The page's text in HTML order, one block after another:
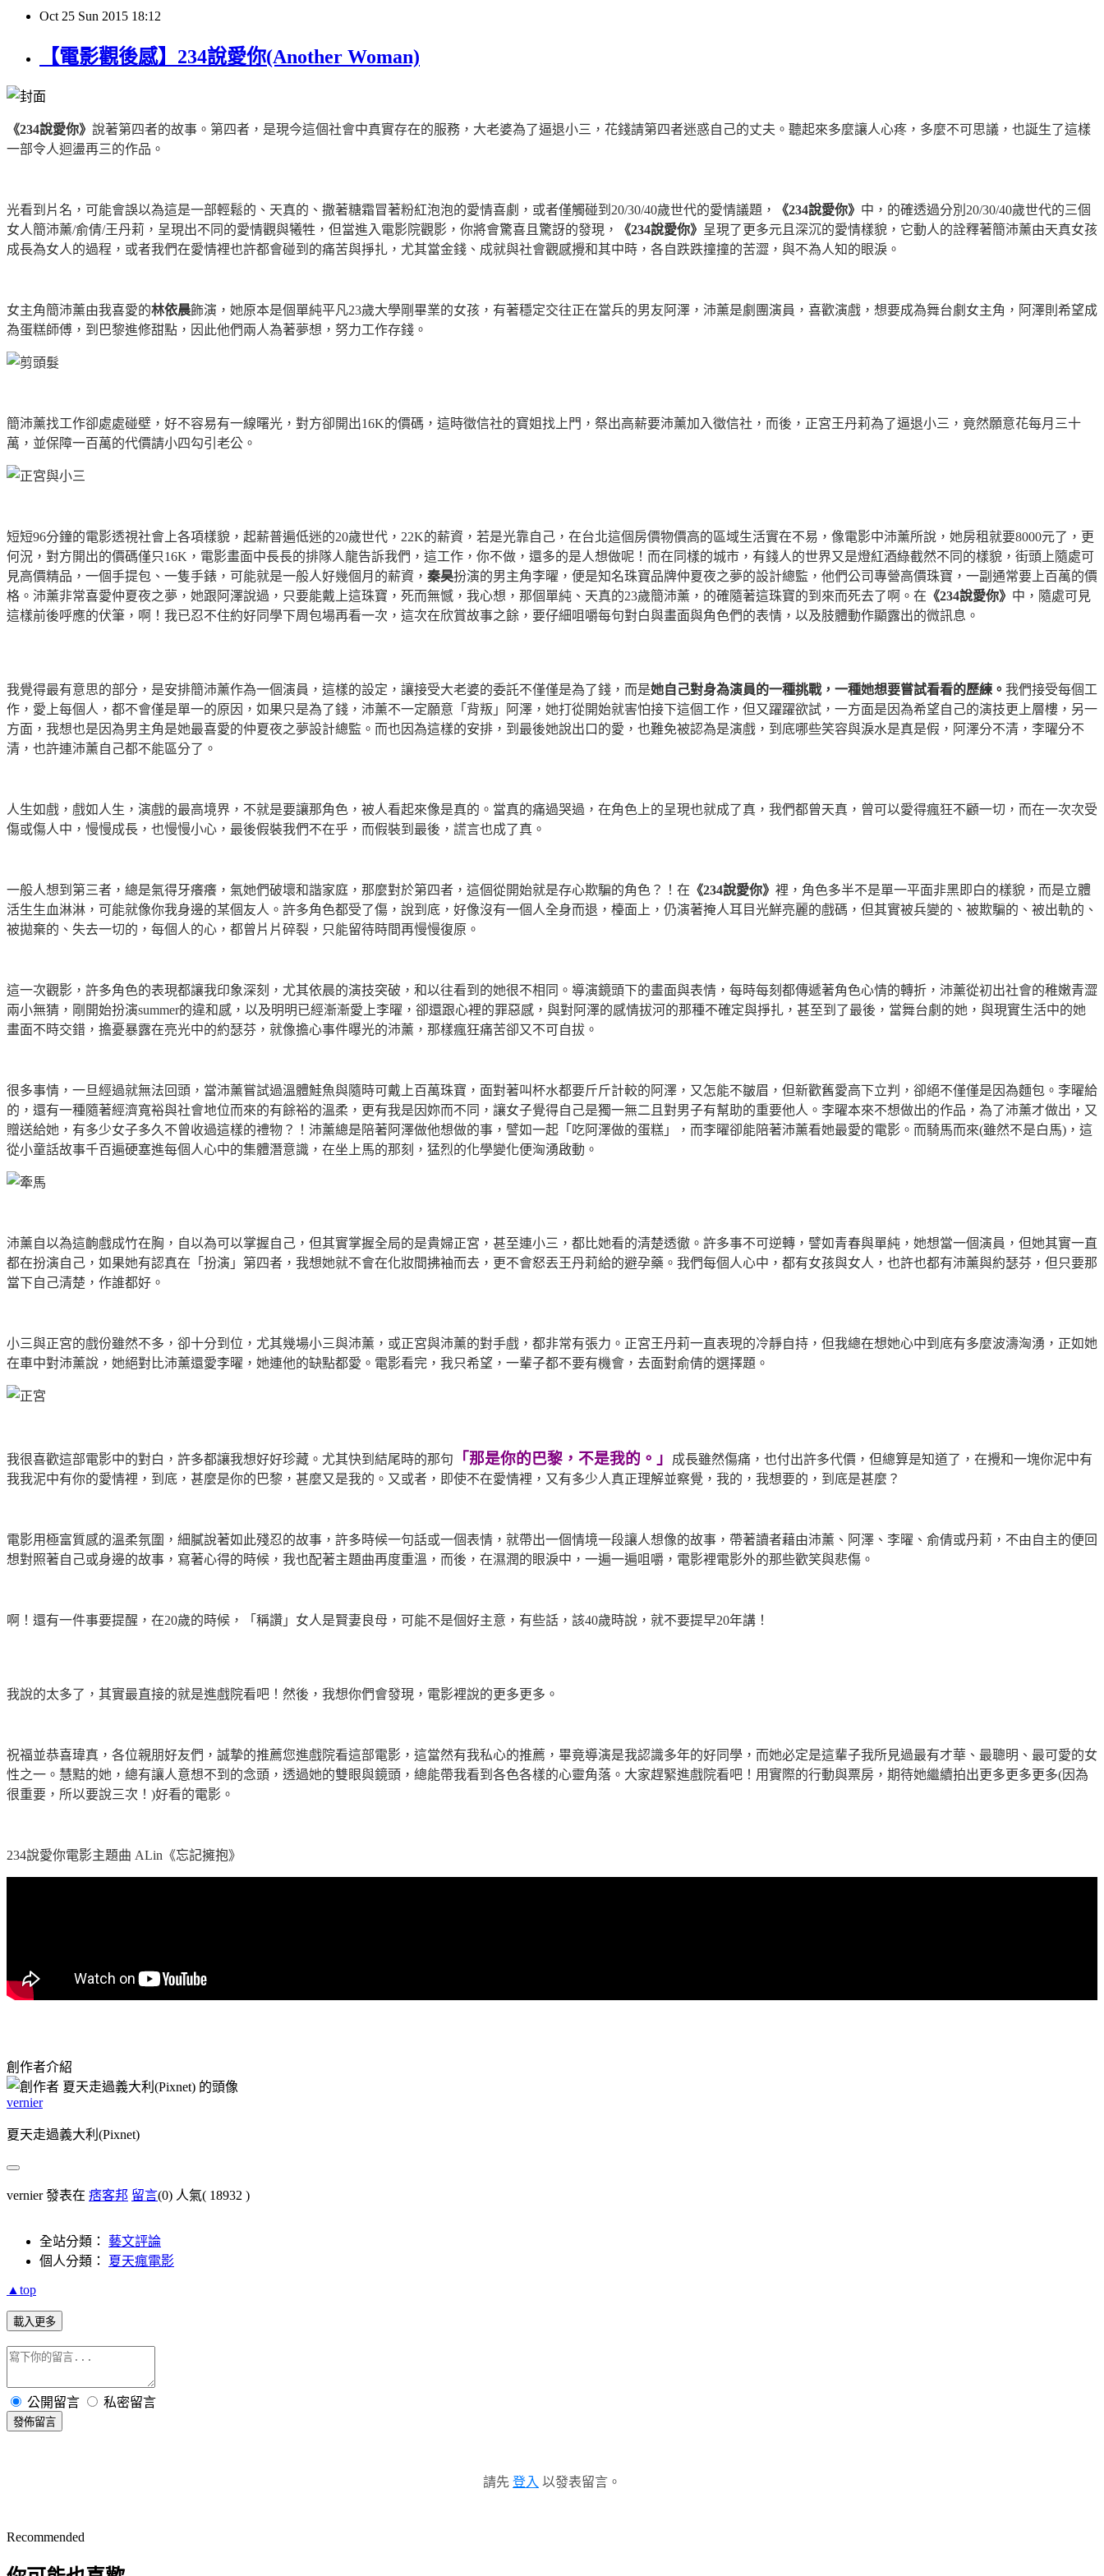
Oct 25 Sun 2015 18:12
【電影觀後感】234說愛你(Another Woman)
《234說愛你》 說著第四者的故事。第四者，是現今這個社會中真實存在的服務，大老婆為了逼退小三，花錢請第四者迷惑自己的丈夫。聽起來多麼讓人心疼，多麼不可思議，也誕生了這樣
一部令人迴盪再三的作品。
光看到片名，可能會誤以為這是一部輕鬆的、天真的、撒著糖霜冒著粉紅泡泡的愛情喜劇，或者僅觸碰到 20/30/40歲世代的愛情議題， 《234說愛你》 中，的確透過分別 20/30/40歲世代的三個
女人簡沛薰/俞倩/王丹莉，呈現出不同的愛情觀與犧牲，但當進入電影院觀影，你將會驚喜且驚訝的發現， 《234說愛你》 呈現了更多元且深沉的愛情樣貌，它動人的詮釋著簡沛薰由天真女孩
成長為女人的過程，或者我們在愛情裡也許都會碰到的痛苦與掙扎，尤其當金錢、成就與社會觀感攪和其中時，各自跌跌撞撞的苦澀，與不為人知的眼淚。
女主角簡沛薰由我喜愛的林依晨飾演，她原本是個單純平凡23歲大學剛畢業的女孩，有著穩定交往正在當兵的男友阿澤，沛薰是劇團演員，喜歡演戲，想要成為舞台劇女主角，阿澤則希望成
為蛋糕師傅，到巴黎進修甜點，因此他們兩人為著夢想，努力工作存錢。
簡沛薰找工作卻處處碰壁，好不容易有一線曙光，對方卻開出16K的價碼，這時徵信社的寶姐找上門，祭出高薪要沛薰加入徵信社，而後，正宮王丹莉為了逼退小三，竟然願意花每月三十
萬，並保障一百萬的代價請小四勾引老公。
短短96分鐘的電影透視社會上各項樣貌，起薪普遍低迷的20歲世代， 22K的薪資，若是光靠自己，在台北這個房價物價高的區域生活實在不易，像電影中沛薰所說，她房租就要8000元了，更
何況，對方開出的價碼僅只16K ，電影畫面中長長的排隊人龍告訴我們，這工作，你不做，還多的是人想做呢！而在同樣的城市，有錢人的世界又是燈紅酒綠截然不同的樣貌，街頭上隨處可
見高價精品，一個手提包、一隻手錶，可能就是一般人好幾個月的薪資， 秦昊扮演的男主角李曜，便是知名珠寶品牌仲夏夜之夢的設計總監，他們公司專營高價珠寶，一副通常要上百萬的價
格。沛薰非常喜愛仲夏夜之夢，她跟阿澤說過，只要能戴上這珠寶，死而無憾，我心想，那個單純、天真的23歲簡沛薰，的確隨著這珠寶的到來而死去了啊。在 《234說愛你》 中，隨處可見
這樣前後呼應的伏筆，啊！我已忍不住約好同學下周包場再看一次，這次在欣賞故事之餘，要仔細咀嚼每句對白與畫面與角色們的表情，以及肢體動作顯露出的微訊息。
我覺得最有意思的部分，是安排簡沛薰作為一個演員，這樣的設定，讓接受大老婆的委託不僅僅是為了錢，而是她自己對身為演員的一種挑戰，一種她想要嘗試看看的歷練。 我們接受每個工
作，愛上每個人，都不會僅是單一的原因，如果只是為了錢，沛薰不一定願意「背叛」阿澤，她打從開始就害怕接下這個工作，但又躍躍欲試，一方面是因為希望自己的演技更上層樓，另一
方面，我想也是因為男主角是她最喜愛的仲夏夜之夢設計總監。而也因為這樣的安排，到最後她說出口的愛，也難免被認為是演戲，到底哪些笑容與淚水是真是假，阿澤分不清，李曜分不
清，也許連沛薰自己都不能區分了。
人生如戲，戲如人生，演戲的最高境界，不就是要讓那角色，被人看起來像是真的。當真的痛過哭過，在角色上的呈現也就成了真，我們都曾天真，曾可以愛得瘋狂不顧一切，而在一次次受
傷或傷人中，慢慢成長，也慢慢小心，最後假裝我們不在乎，而假裝到最後，謊言也成了真。
一般人想到第三者，總是氣得牙癢癢，氣她們破壞和諧家庭，那麼對於第四者，這個從開始就是存心欺騙的角色？！在 《234說愛你》 裡，角色多半不是單一平面非黑即白的樣貌，而是立體
活生生血淋淋，可能就像你我身邊的某個友人。許多角色都受了傷，說到底，好像沒有一個人全身而退，檯面上，仍演著掩人耳目光鮮亮麗的戲碼，但其實被兵變的、被欺騙的、被出軌的、
被拋棄的、失去一切的，每個人的心，都曾片片碎裂，只能留待時間再慢慢復原。
這一次觀影，許多角色的表現都讓我印象深刻，尤其依晨的演技突破，和以往看到的她很不相同。導演鏡頭下的畫面與表情，每時每刻都傳遞著角色心情的轉折，沛薰從初出社會的稚嫩青澀
兩小無猜，剛開始扮演summer的違和感，以及明明已經漸漸愛上李曜，卻還跟心裡的罪惡感，與對阿澤的感情拔河的那種不確定與掙扎，甚至到了最後，當舞台劇的她，與現實生活中的她
畫面不時交錯，擔憂暴露在亮光中的約瑟芬，就像擔心事件曝光的沛薰，那樣瘋狂痛苦卻又不可自拔。
很多事情，一旦經過就無法回頭，當沛薰嘗試過溫體鮭魚與隨時可戴上百萬珠寶，面對著叫杯水都要斤斤計較的阿澤，又怎能不皺眉，但新歡舊愛高下立判，卻絕不僅僅是因為麵包。李曜給
的，還有一種隨著經濟寬裕與社會地位而來的有餘裕的溫柔，更有我是因妳而不同，讓女子覺得自己是獨一無二且對男子有幫助的重要他人。李曜本來不想做出的作品，為了沛薰才做出，又
贈送給她，有多少女子多久不曾收過這樣的禮物？！沛薰總是陪著阿澤做他想做的事，譬如一起「吃阿澤做的蛋糕」，而李曜卻能陪著沛薰看她最愛的電影。而騎馬而來(雖然不是白馬) ，這
從小童話故事千百遍硬塞進每個人心中的集體潛意識，在坐上馬的那刻，猛烈的化學變化便洶湧啟動。
沛薰自以為這齣戲成竹在胸，自以為可以掌握自己，但其實掌握全局的是貴婦正宮，甚至連小三，都比她看的清楚透徹。許多事不可逆轉，譬如青春與單純，她想當一個演員，但她其實一直
都在扮演自己，如果她有認真在「扮演」第四者，我想她就不會在化妝間拂袖而去，更不會怒丟王丹莉給的避孕藥。我們每個人心中，都有女孩與女人，也許也都有沛薰與約瑟芬，但只要那
當下自己清楚，作誰都好。
小三與正宮的戲份雖然不多，卻十分到位，尤其幾場小三與沛薰，或正宮與沛薰的對手戲，都非常有張力。正宮王丹莉一直表現的冷靜自持，但我總在想她心中到底有多麼波濤洶湧，正如她
在車中對沛薰說，她絕對比沛薰還愛李曜，她連他的缺點都愛。電影看完，我只希望，一輩子都不要有機會，去面對俞倩的選擇題。
我很喜歡這部電影中的對白，許多都讓我想好好珍藏。尤其快到結尾時的那句 「那是你的巴黎，不是我的。」
成長雖然傷痛，也付出許多代價，但總算是知道了，在攪和一塊你泥中有
我我泥中有你的愛情裡，到底，甚麼是你的巴黎，甚麼又是我的。又或者，即使不在愛情裡，又有多少人真正理解並察覺，我的，我想要的，到底是甚麼？
電影用極富質感的溫柔氛圍，細膩說著如此殘忍的故事，許多時候一句話或一個表情，就帶出一個情境一段讓人想像的故事，帶著讀者藉由沛薰、阿澤、李曜、俞倩或丹莉，不由自主的便回
想對照著自己或身邊的故事，寫著心得的時候，我也配著主題曲再度重溫，而後，在濕潤的眼淚中，一遍一遍咀嚼，電影裡電影外的那些歡笑與悲傷。
啊！還有一件事要提醒，在20歲的時候，「稱讚」女人是賢妻良母，可能不是個好主意，有些話，該40歲時說，就不要提早20年講！
我說的太多了，其實最直接的就是進戲院看吧！然後，我想你們會發現，電影裡說的更多更多。
祝福並恭喜瑋真，各位親朋好友們，誠摯的推薦您進戲院看這部電影，這當然有我私心的推薦，畢竟導演是我認識多年的好同學，而她必定是這輩子我所見過最有才華、最聰明、最可愛的女
性之一。慧黠的她，總有讓人意想不到的念頭，透過她的雙眼與鏡頭，總能帶我看到各色各樣的心靈角落。大家趕緊進戲院看吧！用實際的行動與票房，期待她繼續拍出更多更多更多(因為
很重要，所以要說三次！ )好看的電影。
234說愛你電影主題曲 ALin 《忘記擁抱》
創作者介紹
vernier
夏天走過義大利(Pixnet)
vernier 發表在 痞客邦 留言(0) 人氣( 18932 )
全站分類： 藝文評論
個人分類： 夏天瘋電影
▲top
載入更多
公開留言 私密留言
發佈留言
請先 登入 以發表留言。
Recommended